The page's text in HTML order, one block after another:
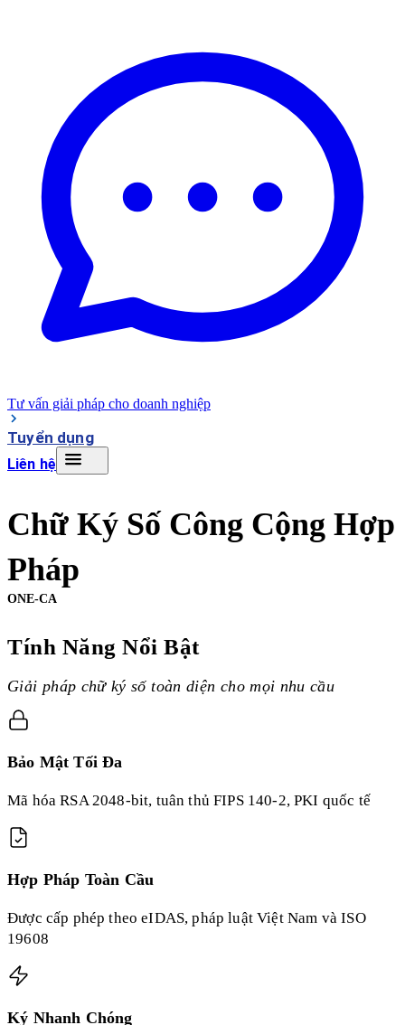
Tư vấn giải pháp cho doanh nghiệp
Tuyển dụng
Liên hệ
Chữ Ký Số Công Cộng Hợp
Pháp
ONE-CA
Tính Năng Nổi Bật
Giải pháp chữ ký số toàn diện cho mọi nhu cầu
Bảo Mật Tối Đa
Mã hóa RSA 2048-bit, tuân thủ FIPS 140-2, PKI quốc tế
Hợp Pháp Toàn Cầu
Được cấp phép theo eIDAS, pháp luật Việt Nam và ISO
19608
Ký Nhanh Chóng